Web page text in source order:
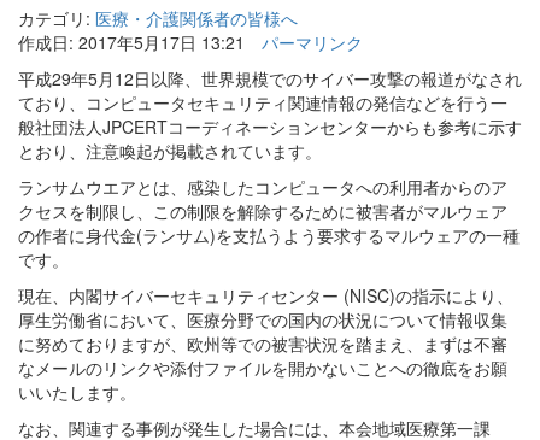
カテゴリ: 医療・介護関係者の皆様へ
作成日: 2017年5月17日 13:21
パーマリンク
平成29年5月12日以降、世界規模でのサイバー攻撃の報道がなされ
ており、コンピュータセキュリティ関連情報の発信などを行う一
般社団法人JPCERTコーディネーションセンターからも参考に示す
とおり、注意喚起が掲載されています。
ランサムウエアとは、感染したコンピュータへの利用者からのア
クセスを制限し、この制限を解除するために被害者がマルウェア
の作者に身代金(ランサム)を支払うよう要求するマルウェアの一種
です。
現在、内閣サイバーセキュリティセンター (NISC)の指示により、
厚生労働省において、医療分野での国内の状況について情報収集
に努めておりますが、欧州等での被害状況を踏まえ、まずは不審
なメールのリンクや添付ファイルを開かないことへの徹底をお願
いいたします。
なお、関連する事例が発生した場合には、本会地域医療第一課